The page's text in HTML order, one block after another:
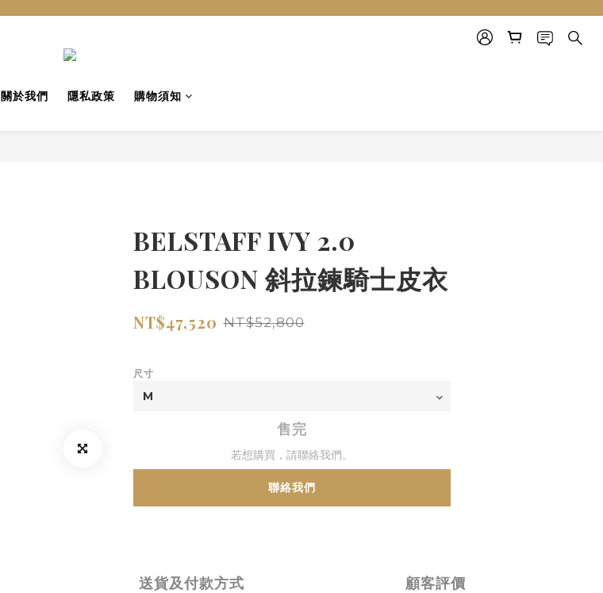
關於我們 隱私政策 購物須知
BELSTAFF IVY 2.0
BLOUSON 斜拉鍊騎士皮衣
NT$47,520 NT$52,800
尺寸
售完
若想購買，請聯絡我們。
聯絡我們
送貨及付款方式 顧客評價